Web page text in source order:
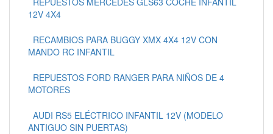
12V 4X4
RECAMBIOS PARA BUGGY XMX 4X4 12V CON
MANDO RC INFANTIL
REPUESTOS FORD RANGER PARA NIÑOS DE 4
MOTORES
AUDI RS5 ELÉCTRICO INFANTIL 12V (MODELO
ANTIGUO SIN PUERTAS)